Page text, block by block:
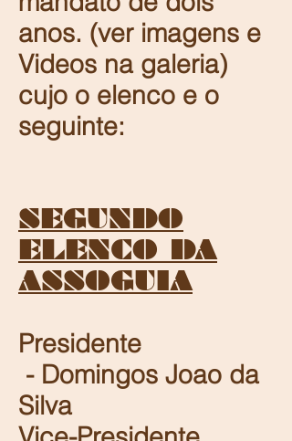
anos. (ver imagens e
Videos na galeria)
cujo o elenco e o
seguinte:
SEGUNDO
ELENCO DA
ASSOGUIA
Presidente
- Domingos Joao da
Silva